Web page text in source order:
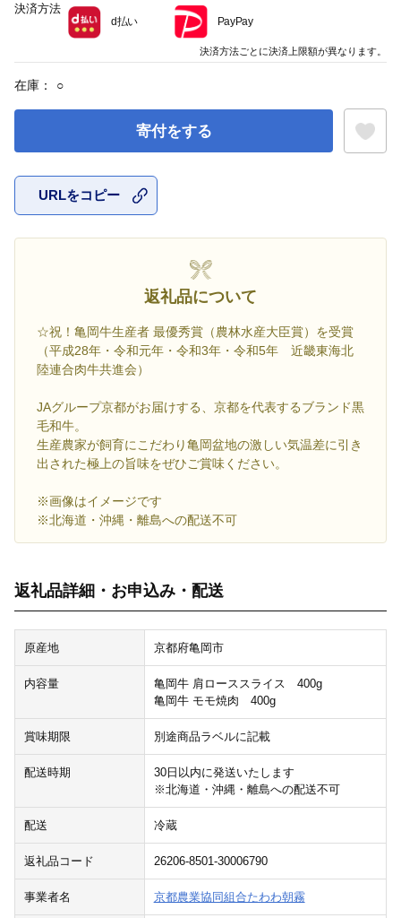
在庫： ○
寄付をする
URLをコピー
返礼品について
☆祝！亀岡牛生産者 最優秀賞（農林水産大臣賞）を受賞
（平成28年・令和元年・令和3年・令和5年 近畿東海北
陸連合肉牛共進会）
JAグループ京都がお届けする、京都を代表するブランド黒
毛和牛。
生産農家が飼育にこだわり亀岡盆地の激しい気温差に引き
出された極上の旨味をぜひご賞味ください。
※画像はイメージです
※北海道・沖縄・離島への配送不可
返礼品詳細・お申込み・配送
原産地 京都府亀岡市
内容量
亀岡牛 肩ローススライス 400g
亀岡牛 モモ焼肉 400g
賞味期限 別途商品ラベルに記載
配送時期
30日以内に発送いたします
※北海道・沖縄・離島への配送不可
配送 冷蔵
返礼品コード 26206-8501-30006790
事業者名 京都農業協同組合たわわ朝霧
決済方法
d払い PayPay
決済方法ごとに決済上限額が異なります。